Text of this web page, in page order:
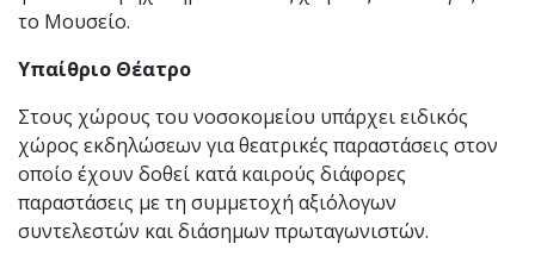
το Μουσείο.
Υπαίθριο Θέατρο
Στους χώρους του νοσοκομείου υπάρχει ειδικός
χώρος εκδηλώσεων για θεατρικές παραστάσεις στον
οποίο έχουν δοθεί κατά καιρούς διάφορες
παραστάσεις με τη συμμετοχή αξιόλογων
συντελεστών και διάσημων πρωταγωνιστών.